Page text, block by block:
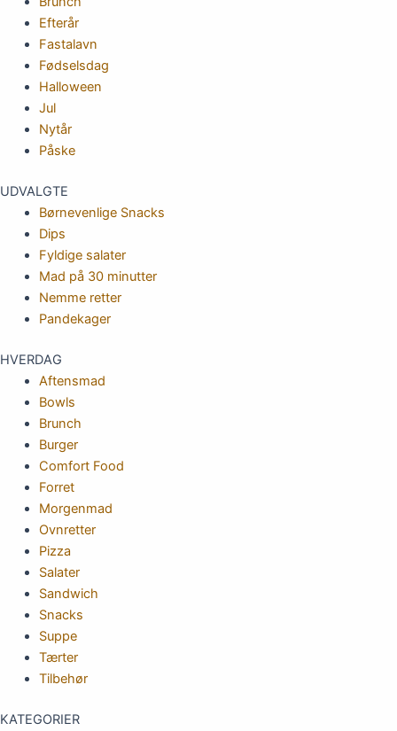
Efterår
Fastalavn
Fødselsdag
Halloween
Jul
Nytår
Påske
UDVALGTE
Børnevenlige Snacks
Dips
Fyldige salater
Mad på 30 minutter
Nemme retter
Pandekager
HVERDAG
Aftensmad
Bowls
Brunch
Burger
Comfort Food
Forret
Morgenmad
Ovnretter
Pizza
Salater
Sandwich
Snacks
Suppe
Tærter
Tilbehør
KATEGORIER